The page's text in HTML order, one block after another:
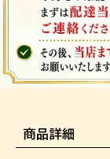
商品詳細